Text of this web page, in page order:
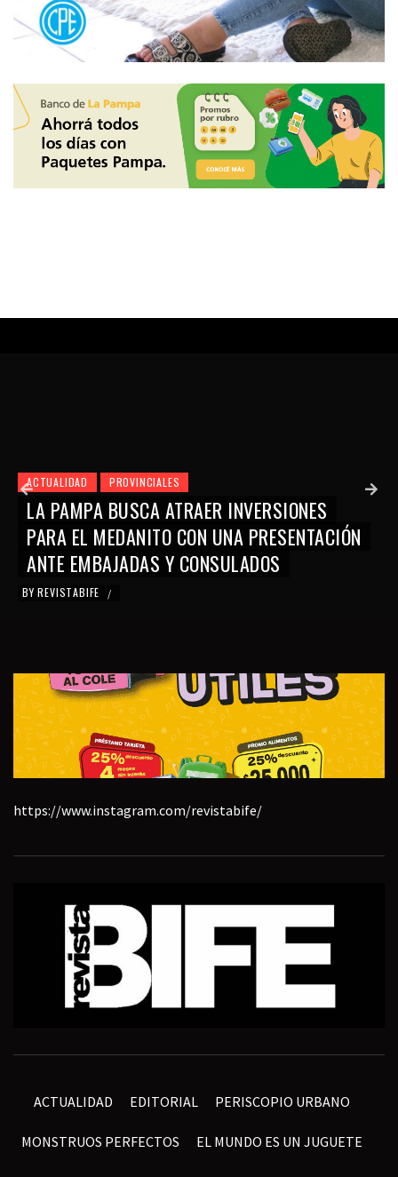
PROVINCIALES
BUSCA ATRAER INVERSIONES
EL MEDANITO CON UNA PRESENTACIÓN
EMBAJADAS Y CONSULADOS
/
https://www.instagram.com/revistabife/
ACTUALIDAD EDITORIAL PERISCOPIO URBANO
MONSTRUOS PERFECTOS EL MUNDO ES UN JUGUETE